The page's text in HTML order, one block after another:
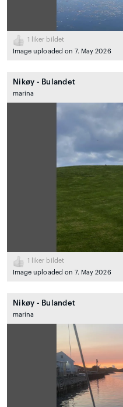
1
liker bildet
Image uploaded on 7. May 2026
Nikøy - Bulandet
marina
1
liker bildet
Image uploaded on 7. May 2026
Nikøy - Bulandet
marina